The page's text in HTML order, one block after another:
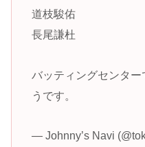
道枝駿佑
長尾謙杜
バッティングセンタ
うです。
— Johnny’s Navi